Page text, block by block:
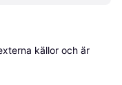
källor och är